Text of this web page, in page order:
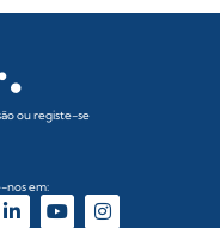
ou registe-se
nos em: